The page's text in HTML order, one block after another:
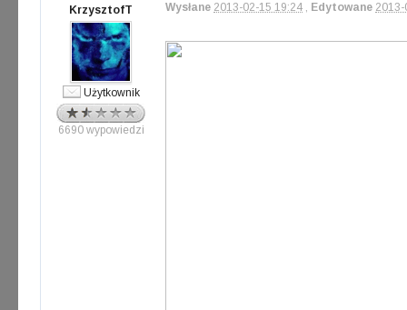
KrzysztofT
Użytkownik
6690 wypowiedzi
Wysłane 2013-02-15 19:24 , Edytowane